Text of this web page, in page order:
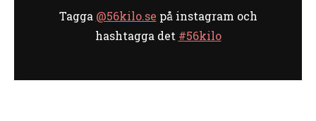
Tagga @56kilo.se på instagram och
hashtagga det #56kilo